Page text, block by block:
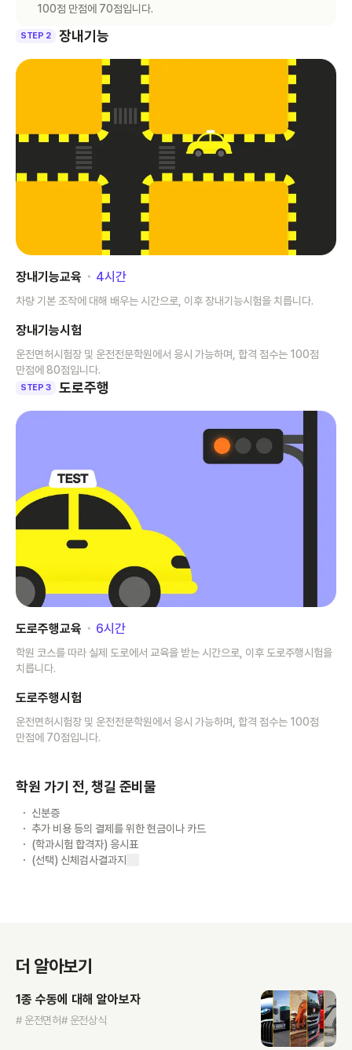
100점 만점에 70점입니다.
STEP 2 장내기능
장내기능교육 ･ 4시간
차량 기본 조작에 대해 배우는 시간으로, 이후 장내기능시험을 치릅니다.
장내기능시험
운전면허시험장 및 운전전문학원에서 응시 가능하며, 합격 점수는 100점
만점에 80점입니다.
STEP 3 도로주행
도로주행교육 ･ 6시간
학원 코스를 따라 실제 도로에서 교육을 받는 시간으로, 이후 도로주행시험을
치릅니다.
도로주행시험
운전면허시험장 및 운전전문학원에서 응시 가능하며, 합격 점수는 100점
만점에 70점입니다.
학원 가기 전, 챙길 준비물
신분증
추가 비용 등의 결제를 위한 현금이나 카드
(학과시험 합격자) 응시표
(선택) 신체검사결과지
더 알아보기
1종 수동에 대해 알아보자
# 운전면허# 운전상식